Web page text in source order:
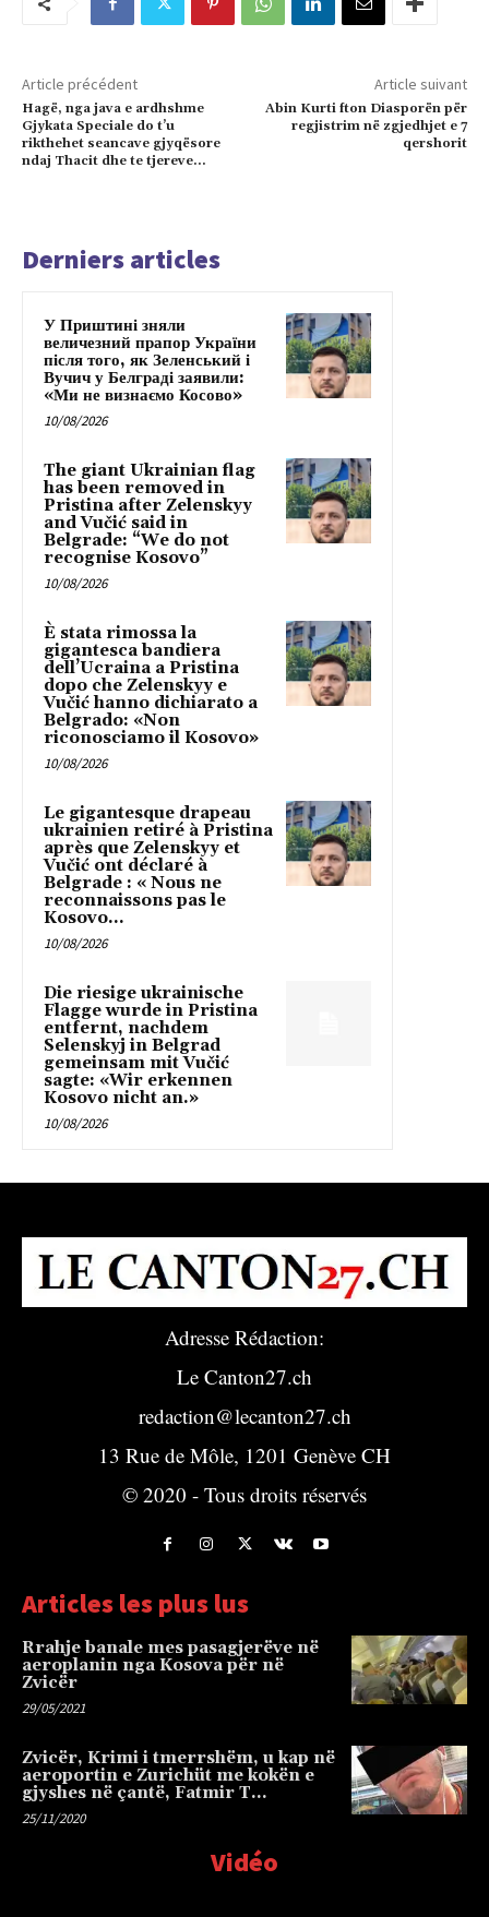
Article précédent
Hagë, nga java e ardhshme
Gjykata Speciale do t’u
rikthehet seancave gjyqësore
ndaj Thacit dhe te tjereve…
Article suivant
Abin Kurti fton Diasporën për
regjistrim në zgjedhjet e 7
qershorit
Derniers articles
У Приштині зняли
величезний прапор України
після того, як Зеленський і
Вучич у Белграді заявили:
«Ми не визнаємо Косово»
10/08/2026
The giant Ukrainian flag
has been removed in
Pristina after Zelenskyy
and Vučić said in
Belgrade: “We do not
recognise Kosovo”
10/08/2026
È stata rimossa la
gigantesca bandiera
dell’Ucraina a Pristina
dopo che Zelenskyy e
Vučić hanno dichiarato a
Belgrado: «Non
riconosciamo il Kosovo»
10/08/2026
Le gigantesque drapeau
ukrainien retiré à Pristina
après que Zelenskyy et
Vučić ont déclaré à
Belgrade : « Nous ne
reconnaissons pas le
Kosovo...
10/08/2026
Die riesige ukrainische
Flagge wurde in Pristina
entfernt, nachdem
Selenskyj in Belgrad
gemeinsam mit Vučić
sagte: «Wir erkennen
Kosovo nicht an.»
10/08/2026
Adresse Rédaction:
Le Canton27.ch
redaction@lecanton27.ch
13 Rue de Môle, 1201 Genève CH
© 2020 - Tous droits réservés
Articles les plus lus
Rrahje banale mes pasagjerëve në
aeroplanin nga Kosova për në
Zvicër
29/05/2021
Zvicër, Krimi i tmerrshëm, u kap në
aeroportin e Zurichüt me kokën e
gjyshes në çantë, Fatmir T…
25/11/2020
Vidéo